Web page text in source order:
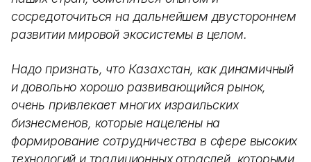
сосредоточиться на дальнейшем двустороннем
развитии мировой экосистемы в целом.
Надо признать, что Казахстан, как динамичный
и довольно хорошо развивающийся рынок,
очень привлекает многих израильских
бизнесменов, которые нацелены на
формирование сотрудничества в сфере высоких
технологий и традиционных отраслей, которыми